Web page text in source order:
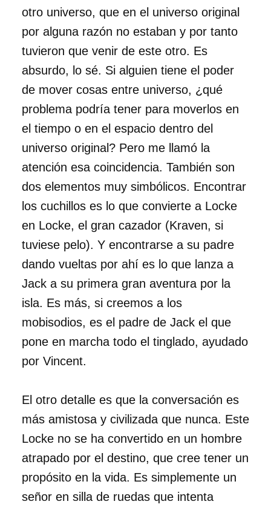
otro universo, que en el universo original
por alguna razón no estaban y por tanto
tuvieron que venir de este otro. Es
absurdo, lo sé. Si alguien tiene el poder
de mover cosas entre universo, ¿qué
problema podría tener para moverlos en
el tiempo o en el espacio dentro del
universo original? Pero me llamó la
atención esa coincidencia. También son
dos elementos muy simbólicos. Encontrar
los cuchillos es lo que convierte a Locke
en Locke, el gran cazador (Kraven, si
tuviese pelo). Y encontrarse a su padre
dando vueltas por ahí es lo que lanza a
Jack a su primera gran aventura por la
isla. Es más, si creemos a los
mobisodios, es el padre de Jack el que
pone en marcha todo el tinglado, ayudado
por Vincent.
El otro detalle es que la conversación es
más amistosa y civilizada que nunca. Este
Locke no se ha convertido en un hombre
atrapado por el destino, que cree tener un
propósito en la vida. Es simplemente un
señor en silla de ruedas que intenta